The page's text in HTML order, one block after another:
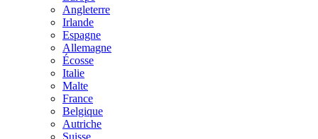
Angleterre
Irlande
Espagne
Allemagne
Écosse
Italie
Malte
France
Belgique
Autriche
Suisse